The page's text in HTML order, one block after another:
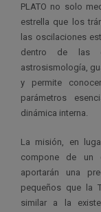
PLATO no solo
estrella que los
las oscilaciones
dentro de las
astrosismología,
y permite
parámetros
dinámica interna.
La misión, en
compone de un
aportarán una
pequeños que la
similar a la